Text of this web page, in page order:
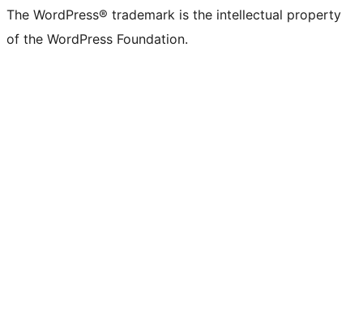
The WordPress® trademark is the intellectual property
of the WordPress Foundation.